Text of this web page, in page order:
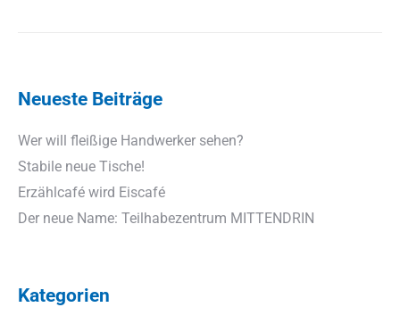
Neueste Beiträge
Wer will fleißige Handwerker sehen?
Stabile neue Tische!
Erzählcafé wird Eiscafé
Der neue Name: Teilhabezentrum MITTENDRIN
Kategorien